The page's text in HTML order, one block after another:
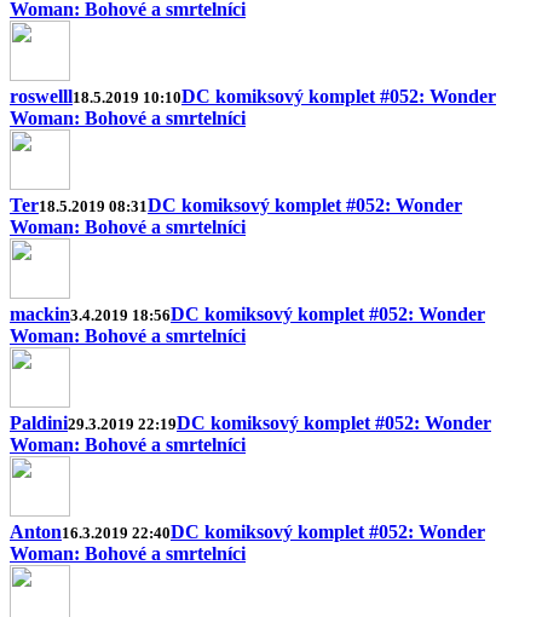
Woman: Bohové a smrtelníci
roswelll18.5.2019 10:10DC komiksový komplet #052: Wonder
Woman: Bohové a smrtelníci
Ter18.5.2019 08:31DC komiksový komplet #052: Wonder
Woman: Bohové a smrtelníci
mackin3.4.2019 18:56DC komiksový komplet #052: Wonder
Woman: Bohové a smrtelníci
Paldini29.3.2019 22:19DC komiksový komplet #052: Wonder
Woman: Bohové a smrtelníci
Anton16.3.2019 22:40DC komiksový komplet #052: Wonder
Woman: Bohové a smrtelníci